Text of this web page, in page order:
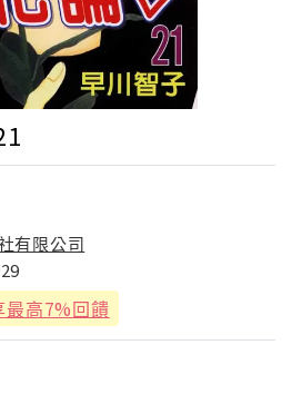
有限公司
最高7%回饋